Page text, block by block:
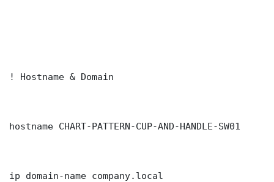
! Hostname & Domain
hostname CHART-PATTERN-CUP-AND-HANDLE-SW01
ip domain-name company.local